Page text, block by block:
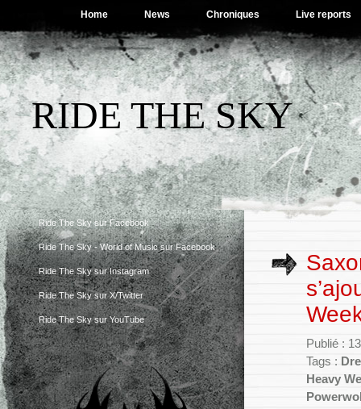
Home News Chroniques Live reports
RIDE THE SKY
Ride The Sky sur Facebook
Ride The Sky - World of Music sur Facebook
Ride The Sky sur Instagram
Ride The Sky sur X/Twitter
Ride The Sky sur YouTube
Publié :
Tags :
Heavy